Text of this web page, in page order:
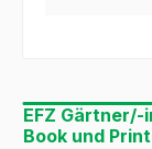
EFZ
Book und Print